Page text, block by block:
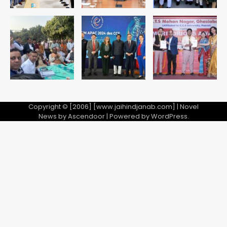
Copyright © [2006] [www.jaihindjanab.com] | Novel
News byAscendoor| Powered byWordPress.